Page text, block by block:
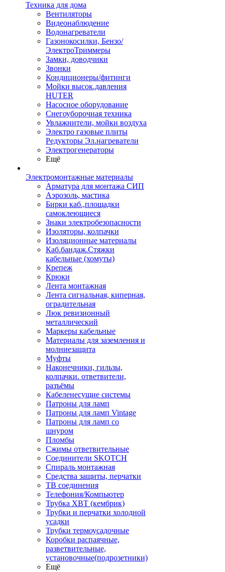
Техника для дома
Вентиляторы
Видеонаблюдение
Водонагреватели
Газонокосилки, Бензо/
ЭлектроТриммеры
Замки, доводчики
Звонки
Кондиционеры/фитинги
Мойки высок.давления
HUTER
Насосное оборудование
Снегоуборочная техника
Увлажнители, мойки воздуха
Электро газовые плиты
Редукторы Эл.нагреватели
Электрогенераторы
Ещё
Электромонтажные материалы
Арматура для монтажа СИП
Аэрозоль, мастика
Бирки каб.,площадки
самоклеющиеся
Знаки электробезопасности
Изоляторы, колпачки
Изоляционные материалы
Каб.бандаж.Стяжки
кабельные (хомуты)
Крепеж
Крюки
Лента монтажная
Лента сигнальная, киперная,
оградительная
Люк ревизионный
металлический
Маркеры кабельные
Материалы для заземления и
молниезащита
Муфты
Наконечники, гильзы,
колпачки. ответвители,
разъёмы
Кабеленесущие системы
Патроны для ламп
Патроны для ламп Vintage
Патроны для ламп со
шнуром
Пломбы
Сжимы ответвительные
Соединители SKOTCH
Спираль монтажная
Средства защиты, перчатки
ТВ соединения
Телефония/Компьютер
Трубка ХВТ (кембрик)
Трубки и перчатки холодной
усадки
Трубки термоусадочные
Коробки распаячные,
разветвительные,
установочные(подрозетники)
Ещё